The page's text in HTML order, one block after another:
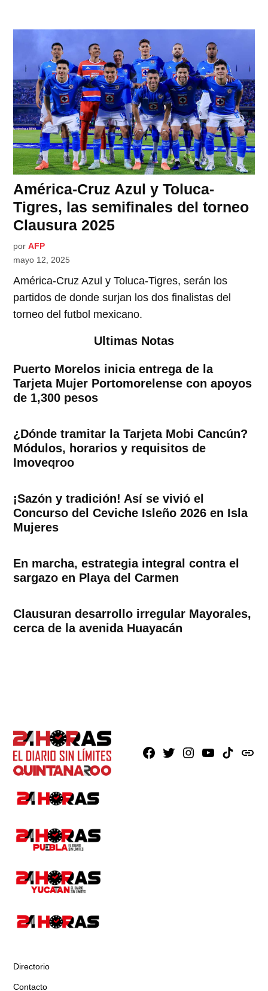
América-Cruz Azul y Toluca-
Tigres, las semifinales del torneo
Clausura 2025
por AFP
mayo 12, 2025
América-Cruz Azul y Toluca-Tigres, serán los
partidos de donde surjan los dos finalistas del
torneo del futbol mexicano.
Ultimas Notas
Puerto Morelos inicia entrega de la
Tarjeta Mujer Portomorelense con apoyos
de 1,300 pesos
¿Dónde tramitar la Tarjeta Mobi Cancún?
Módulos, horarios y requisitos de
Imoveqroo
¡Sazón y tradición! Así se vivió el
Concurso del Ceviche Isleño 2026 en Isla
Mujeres
En marcha, estrategia integral contra el
sargazo en Playa del Carmen
Clausuran desarrollo irregular Mayorales,
cerca de la avenida Huayacán
Facebook
X Instagram
YoutubeTikTokissuu
Directorio
Contacto